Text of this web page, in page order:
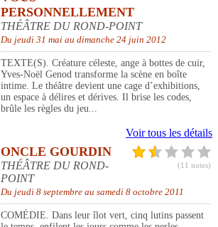
PERSONNELLEMENT
THÉÂTRE DU ROND-POINT
Du jeudi 31 mai au dimanche 24 juin 2012
TEXTE(S). Créature céleste, ange à bottes de cuir,
Yves-Noël Genod transforme la scène en boîte
intime. Le théâtre devient une cage d’exhibitions,
un espace à délires et dérives. Il brise les codes,
brûle les règles du jeu...
Voir tous les détails
(11 notes)
ONCLE GOURDIN
THÉÂTRE DU ROND-
POINT
Du jeudi 8 septembre au samedi 8 octobre 2011
COMÉDIE. Dans leur îlot vert, cinq lutins passent